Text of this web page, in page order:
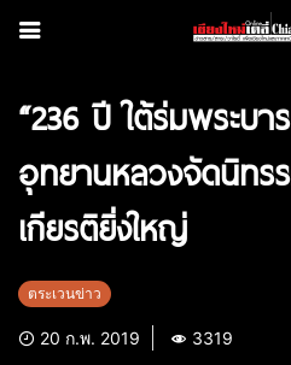
“236 ปี ใต้ร่มพระบา
อุทยานหลวงจัดนิทร
เกียรติยิ่งใหญ่
ตระเวนข่าว
20 ก.พ. 2019 3319